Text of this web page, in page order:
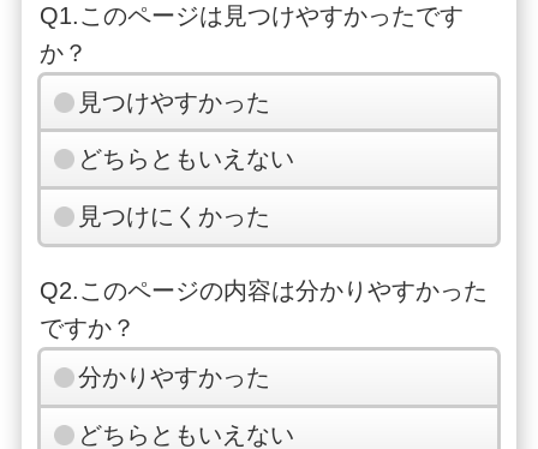
Q1.このページは見つけやすかったです
か？
見つけやすかった
どちらともいえない
見つけにくかった
Q2.このページの内容は分かりやすかった
ですか？
分かりやすかった
どちらともいえない